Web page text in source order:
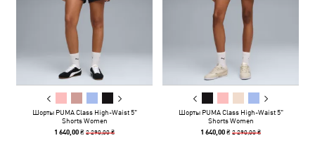
Шорты PUMA Class High-Waist 5"
Shorts Women
1 640,00 ₴2 290,00 ₴
Шорты PUMA Class High-Waist 5"
Shorts Women
1 640,00 ₴2 290,00 ₴